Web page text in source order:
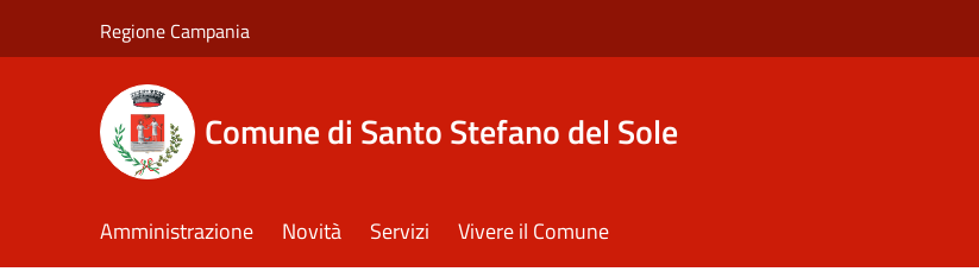
Regione Campania
Comune di Santo Stefano del Sole
Amministrazione Novità Servizi Vivere il Comune